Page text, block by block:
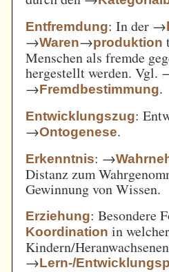
Entfremdung: In der →
→Waren→produktion
Menschen als fremde
hergestellt werden. Vgl.
→Fremdbestimmung.
Entwicklungszug:
→Ontogenese.
Erkenntnis: →
Distanz zum
Gewinnung von Wissen.
Erziehung: Besondere
Koordination in
Kindern/
→Lern-/